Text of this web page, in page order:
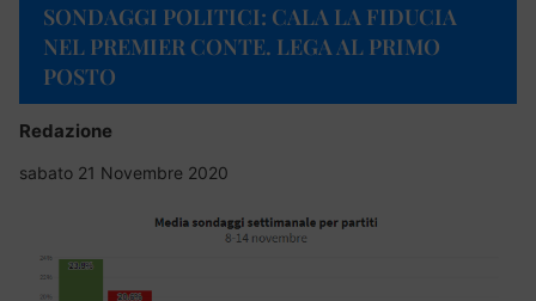
SONDAGGI POLITICI: CALA LA FIDUCIA
NEL PREMIER CONTE. LEGA AL PRIMO
POSTO
Redazione
sabato 21 Novembre 2020